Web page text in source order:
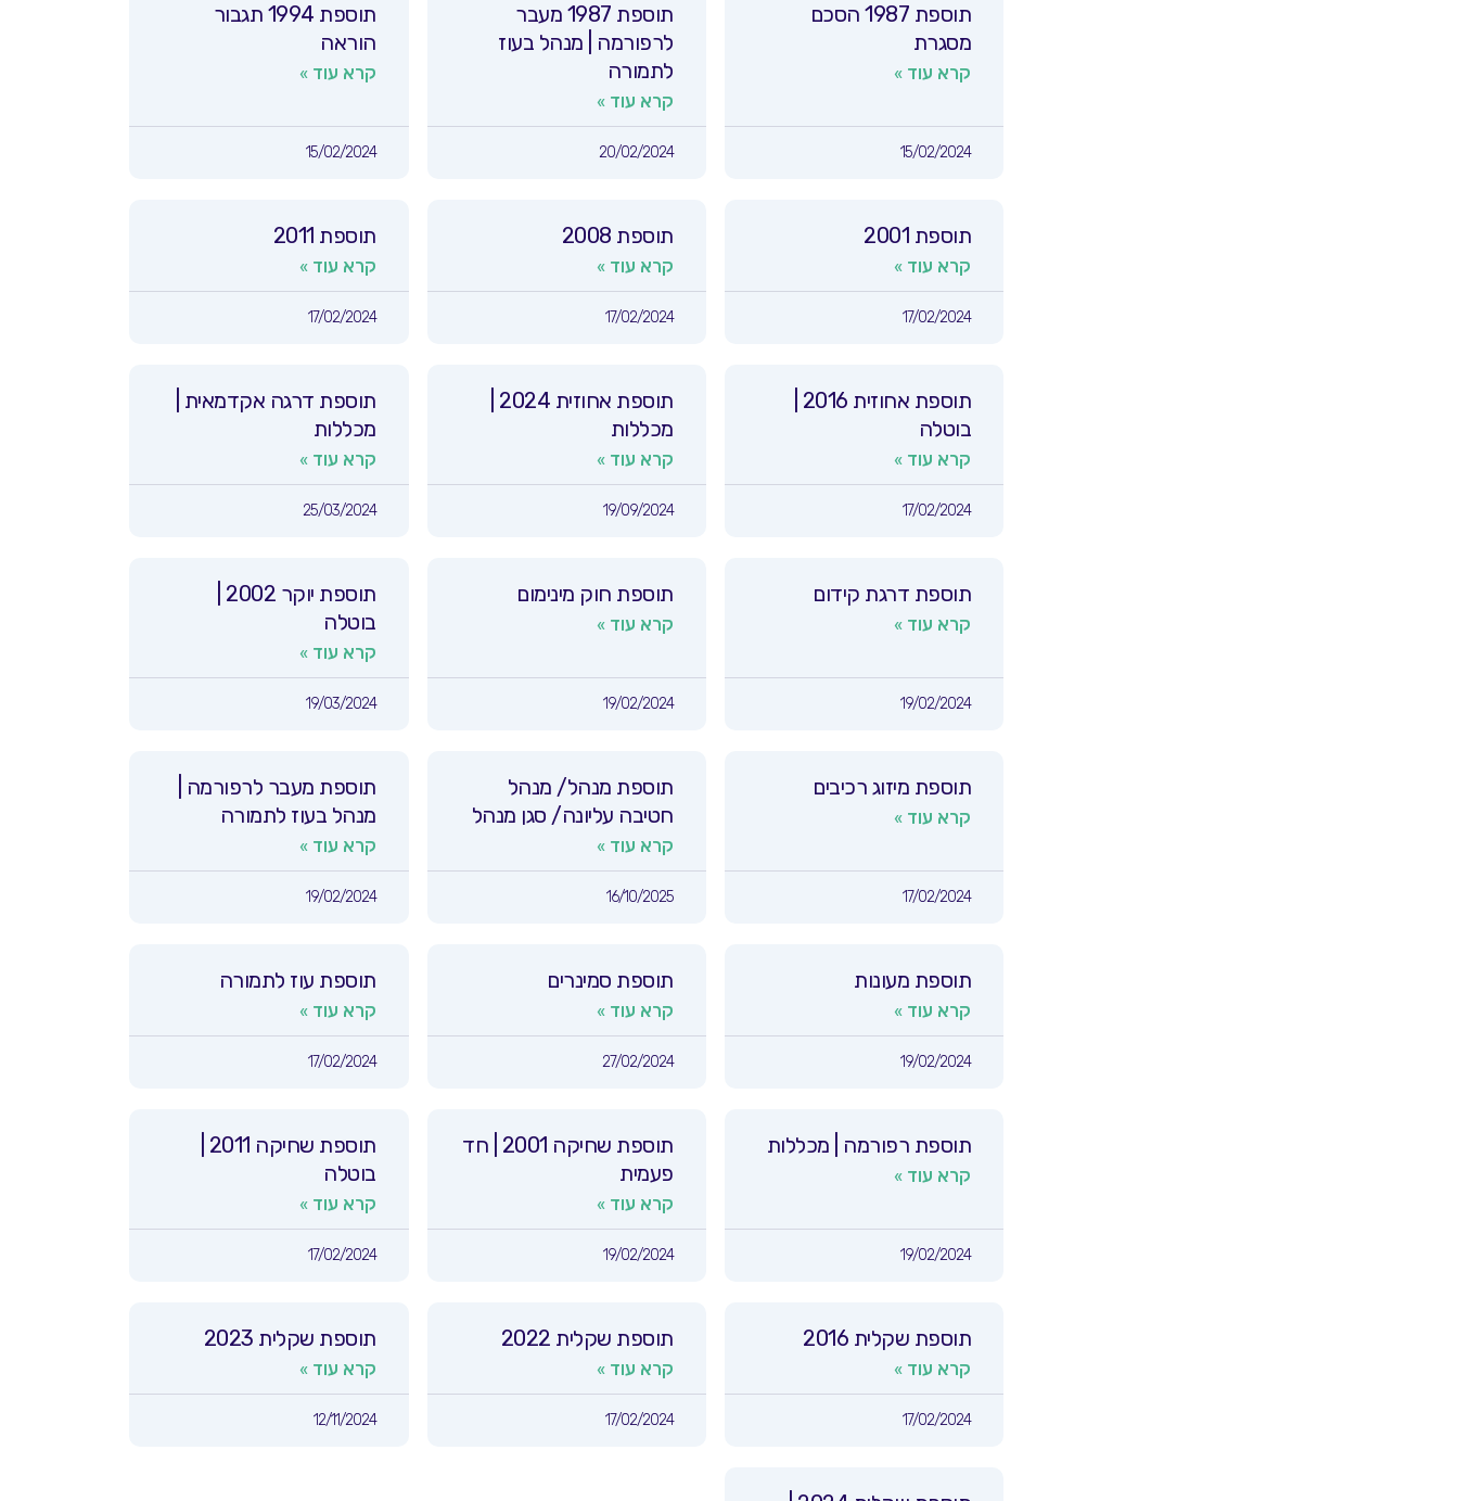
תוספת 1987 הסכם
מסגרת
קרא עוד »
15/02/2024
תוספת 1987 מעבר
לרפורמה | מנהל בעוז
לתמורה
קרא עוד »
20/02/2024
תוספת 1994 תגבור
הוראה
קרא עוד »
15/02/2024
תוספת 2001
קרא עוד »
17/02/2024
תוספת 2008
קרא עוד »
17/02/2024
תוספת 2011
קרא עוד »
17/02/2024
בוטלה
קרא עוד »
17/02/2024
מכללות
קרא עוד »
19/09/2024
תוספת דרגה אקדמאית |
מכללות
קרא עוד »
25/03/2024
תוספת דרגת קידום
קרא עוד »
19/02/2024
תוספת חוק מינימום
קרא עוד »
19/02/2024
בוטלה
קרא עוד »
19/03/2024
תוספת מיזוג רכיבים
קרא עוד »
17/02/2024
תוספת מנהל/ מנהל
חטיבה עליונה/ סגן מנהל
קרא עוד »
16/10/2025
תוספת מעבר לרפורמה |
מנהל בעוז לתמורה
קרא עוד »
19/02/2024
תוספת מעונות
קרא עוד »
19/02/2024
תוספת סמינרים
קרא עוד »
27/02/2024
תוספת עוז לתמורה
קרא עוד »
17/02/2024
תוספת רפורמה | מכללות
קרא עוד »
19/02/2024
תוספת שחיקה 2001 | חד
פעמית
קרא עוד »
19/02/2024
בוטלה
קרא עוד »
17/02/2024
תוספת שקלית 2016
קרא עוד »
17/02/2024
תוספת שקלית 2022
קרא עוד »
17/02/2024
תוספת שקלית 2023
קרא עוד »
12/11/2024